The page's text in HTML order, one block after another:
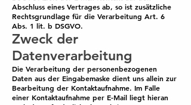
Abschluss eines Vertrages ab, so ist zusätzliche
Rechtsgrundlage für die Verarbeitung Art. 6
Abs. 1 lit. b DSGVO.
Zweck der
Datenverarbeitung
Die Verarbeitung der personenbezogenen
Daten aus der Eingabemaske dient uns allein zur
Bearbeitung der Kontaktaufnahme. Im Falle
einer Kontaktaufnahme per E-Mail liegt hieran